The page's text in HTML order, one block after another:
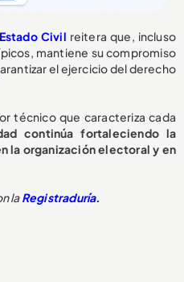
Civil reitera que, incluso
mantiene su compromiso
el ejercicio del derecho
técnico que caracteriza cada
continúa fortaleciendo la
la organización electoral y en
laRegistraduría.